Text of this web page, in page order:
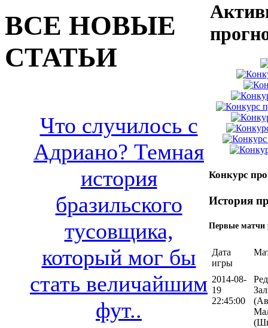
ВСЕ НОВЫЕ
СТАТЬИ
Что случилось с
Адриано? Темная
история
бразильского
тусовщика,
который мог бы
стать величайшим
фут..
Конкурс
История
Первые матчи
Дата
игры
2014-08-
19
22:45:00